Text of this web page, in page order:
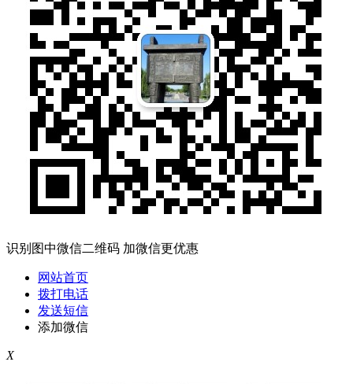
识别图中微信二维码 加微信更优惠
网站首页
拨打电话
发送短信
添加微信
X